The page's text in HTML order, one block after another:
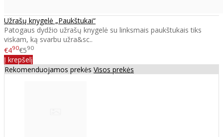
Užrašų knygelė „Paukštukai“
Patogaus dydžio užrašų knygelė su linksmais paukštukais tiks
viskam, ką svarbu užra&sc..
€490€590
Į krepšelį
Rekomenduojamos prekės Visos prekės